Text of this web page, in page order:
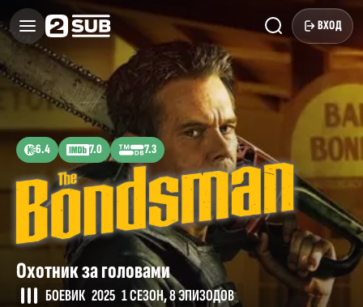
ВХОД
6.4 7.0 7.3
Охотник за головами
БОЕВИК 2025 1 СЕЗОН, 8 ЭПИЗОДОВ